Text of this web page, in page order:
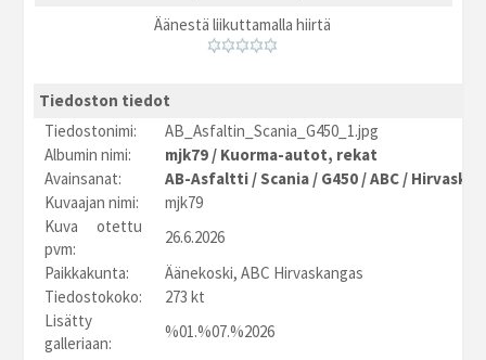
Äänestä liikuttamalla hiirtä
Tiedoston tiedot
Tiedostonimi:
AB_Asfaltin_Scania_G450_1.jpg
Albumin nimi:
mjk79 / Kuorma-autot, rekat
Avainsanat:
AB-Asfaltti /Scania / G450 /ABC /
Kuvaajan nimi:
mjk79
Kuva otettu
pvm:
26.6.2026
Paikkakunta:
Äänekoski, ABC Hirvaskangas
Tiedostokoko:
273 kt
Lisätty
galleriaan:
%01.%07.%2026